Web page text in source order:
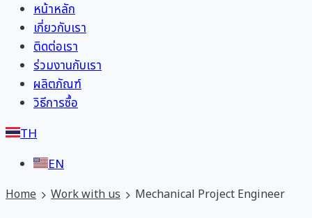
หน้าหลัก
เกี่ยวกับเรา
ติดต่อเรา
ร่วมงานกับเรา
ผลิตภัณฑ์
วิธีการซื้อ
TH
EN
Home Work with us Mechanical Project Engineer